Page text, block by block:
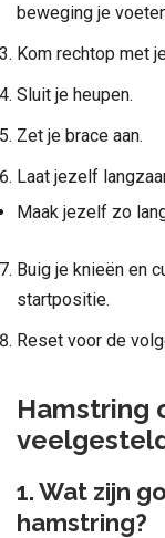
beweging je
Kom rechtop met
Sluit je heupen.
Zet je brace aan.
Laat jezelf
Maak jezelf zo
Buig je knieën en
startpositie.
Reset voor de
Hamstring
1. Wat zijn
hamstring?